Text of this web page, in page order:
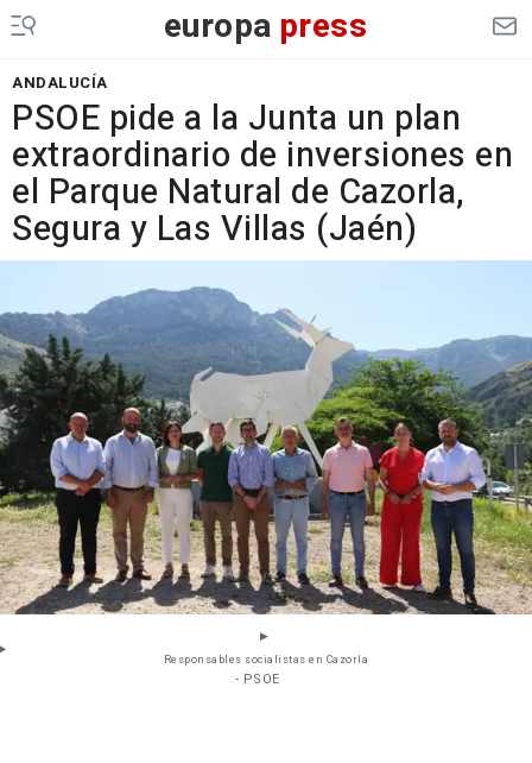
europa press
ANDALUCÍA
PSOE pide a la Junta un plan
extraordinario de inversiones en
el Parque Natural de Cazorla,
Segura y Las Villas (Jaén)
Responsables socialistas en Cazorla
- PSOE